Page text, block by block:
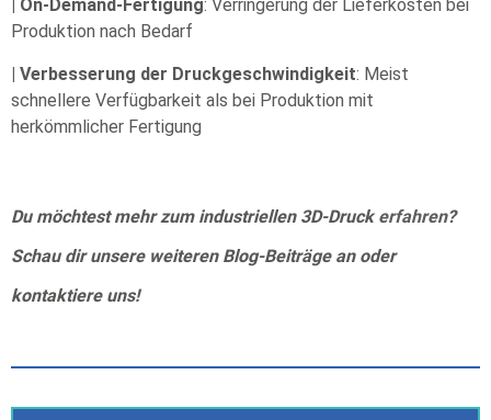
| On-Demand-Fertigung: Verringerung der Lieferkosten bei
Produktion nach Bedarf
| Verbesserung der Druckgeschwindigkeit: Meist
schnellere Verfügbarkeit als bei Produktion mit
herkömmlicher Fertigung
Du möchtest mehr zum industriellen 3D-Druck erfahren?
Schau dir unsere weiteren Blog-Beiträge an oder
kontaktiere uns!